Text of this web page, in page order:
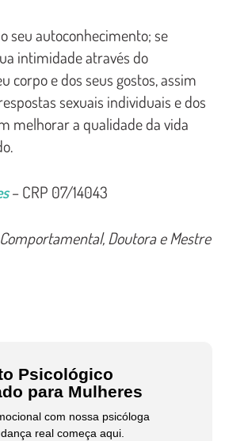
seu autoconhecimento; se
intimidade através do
corpo e dos seus gostos, assim
sexuais individuais e dos
melhorar a qualidade da vida
– CRP 07/14043
Doutora e Mestre
Psicológico
para Mulheres
com nossa psicóloga
real começa aqui.